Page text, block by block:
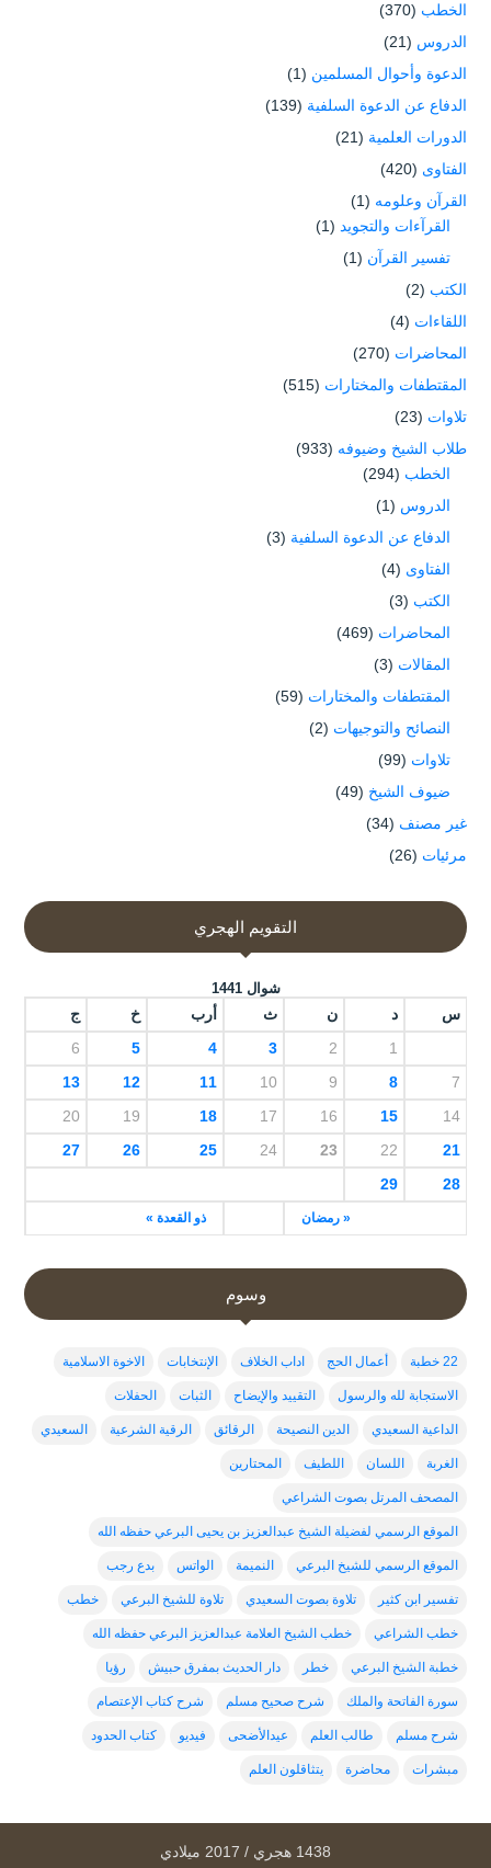
الخطب (370)
الدروس (21)
الدعوة وأحوال المسلمين (1)
الدفاع عن الدعوة السلفية (139)
الدورات العلمية (21)
الفتاوى (420)
القرآن وعلومه (1)
القرآءات والتجويد (1)
تفسير القرآن (1)
الكتب (2)
اللقاءات (4)
المحاضرات (270)
المقتطفات والمختارات (515)
تلاوات (23)
طلاب الشيخ وضيوفه (933)
الخطب (294)
الدروس (1)
الدفاع عن الدعوة السلفية (3)
الفتاوى (4)
الكتب (3)
المحاضرات (469)
المقالات (3)
المقتطفات والمختارات (59)
النصائح والتوجيهات (2)
تلاوات (99)
ضيوف الشيخ (49)
غير مصنف (34)
مرئيات (26)
التقويم الهجري
شوال 1441
س د ن ث أرب خ ج
« رمضان ذو القعدة »
1
2
3
4
5
6
7
8
9
10
11
12
13
14
15
16
17
18
19
20
21
22
23
24
25
26
27
28
29
وسوم
22 خطبة أعمال الحج اداب الخلاف الإنتخابات الاخوة الاسلامية
الاستجابة لله والرسول التقييد والإيضاح الثبات الحفلات
الداعية السعيدي الدين النصيحة الرقائق الرقية الشرعية السعيدي
الغربة اللسان اللطيف المحتارين
المصحف المرتل بصوت الشراعي
الموقع الرسمي لفضيلة الشيخ عبدالعزيز بن يحيى البرعي حفظه الله
الموقع الرسمي للشيخ البرعي النميمة الواتس بدع رجب
تفسير ابن كثير تلاوة بصوت السعيدي تلاوة للشيخ البرعي خطب
خطب الشراعي خطب الشيخ العلامة عبدالعزيز البرعي حفظه الله
خطبة الشيخ البرعي خطر دار الحديث بمفرق حبيش رؤيا
سورة الفاتحة والملك شرح صحيح مسلم شرح كتاب الإعتصام
شرح مسلم طالب العلم عيدالأضحى فيديو كتاب الحدود
مبشرات محاضرة يتثاقلون العلم
1438 هجري / 2017 ميلادي